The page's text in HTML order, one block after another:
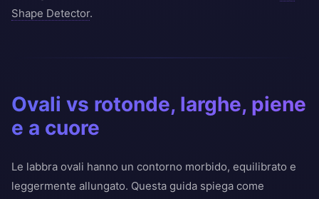
Shape Detector.
Ovali vs rotonde, larghe, piene
e a cuore
Le labbra ovali hanno un contorno morbido, equilibrato e
leggermente allungato. Questa guida spiega come